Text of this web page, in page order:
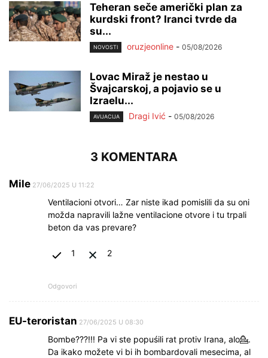
Teheran seče američki plan za
kurdski front? Iranci tvrde da
su...
NOVOSTI oruzjeonline - 05/08/2026
Lovac Miraž je nestao u
Švajcarskoj, a pojavio se u
Izraelu...
AVIJACIJA Dragi Ivić - 05/08/2026
3 KOMENTARA
Mile 27/06/2025 U 11:22
Ventilacioni otvori… Zar niste ikad pomislili da su oni
možda napravili lažne ventilacione otvore i tu trpali
beton da vas prevare?
1 2
Odgovori
EU-teroristan 27/06/2025 U 08:30
Bombe???!!! Pa vi ste popuśili rat protiv Irana, alo💁.
Da ikako možete vi bi ih bombardovali mesecima, al